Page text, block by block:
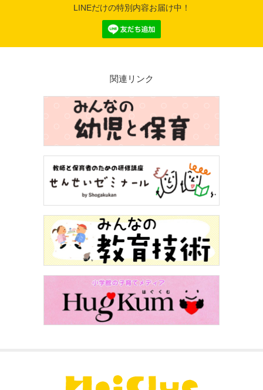
LINEだけの特別内容お届け中！
関連リンク